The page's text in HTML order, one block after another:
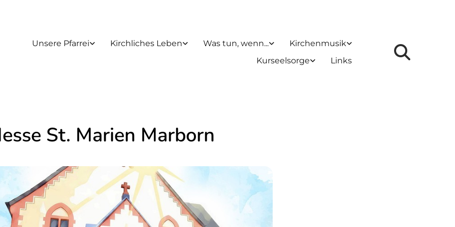
Unsere Pfarrei Kirchliches Leben Was tun, wenn...
Kirchenmusik
Kurseelsorge
Links
St. Marien Marborn